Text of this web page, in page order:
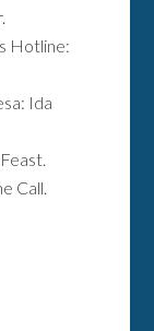
Hotline:
Ida
Call.